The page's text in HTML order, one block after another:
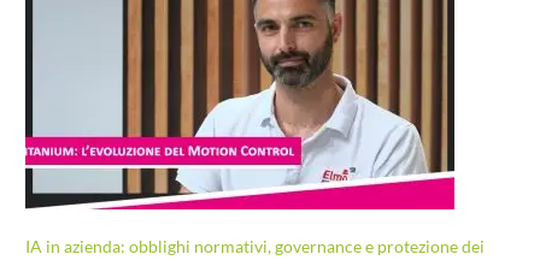
IA in azienda: obblighi normativi, governance e protezione dei